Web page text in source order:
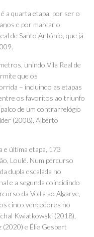
a quarta etapa, por ser o
e por marcar o
de Santo António, que já
unindo Vila Real de
que os
– incluindo as etapas
os favoritos ao triunfo
de um contrarrelógio
(2008), Alberto
e última etapa, 173
Loulé. Num percurso
dupla escalada no
e a segunda coincidindo
da Volta ao Algarve,
cinco vencedores no
Kwiatkowski (2018),
(2020) e Élie Gesbert